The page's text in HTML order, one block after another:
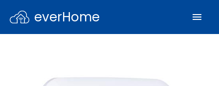
everHome